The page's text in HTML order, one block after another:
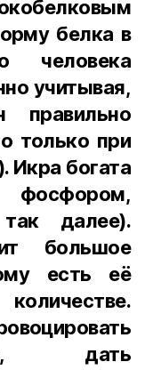
белка в
человека
учитывая,
только при
Икра богата
фосфором,
далее).
большое
есть её
дать